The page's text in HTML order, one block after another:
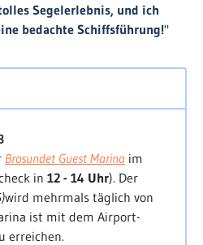
es zulässt, queren wir die
haben wir je nach
denFäröer-, Shetland- und
zwischen 265° und 195°
eines
wir die erste See-
oder Caledonian
Segelerlebnis, und ich
bedachte Schiffsführung!"
Brosundet Guest Marina im
in 12 - 14 Uhr). Der
wird mehrmals täglich von
ist mit dem Airport-
erreichen.